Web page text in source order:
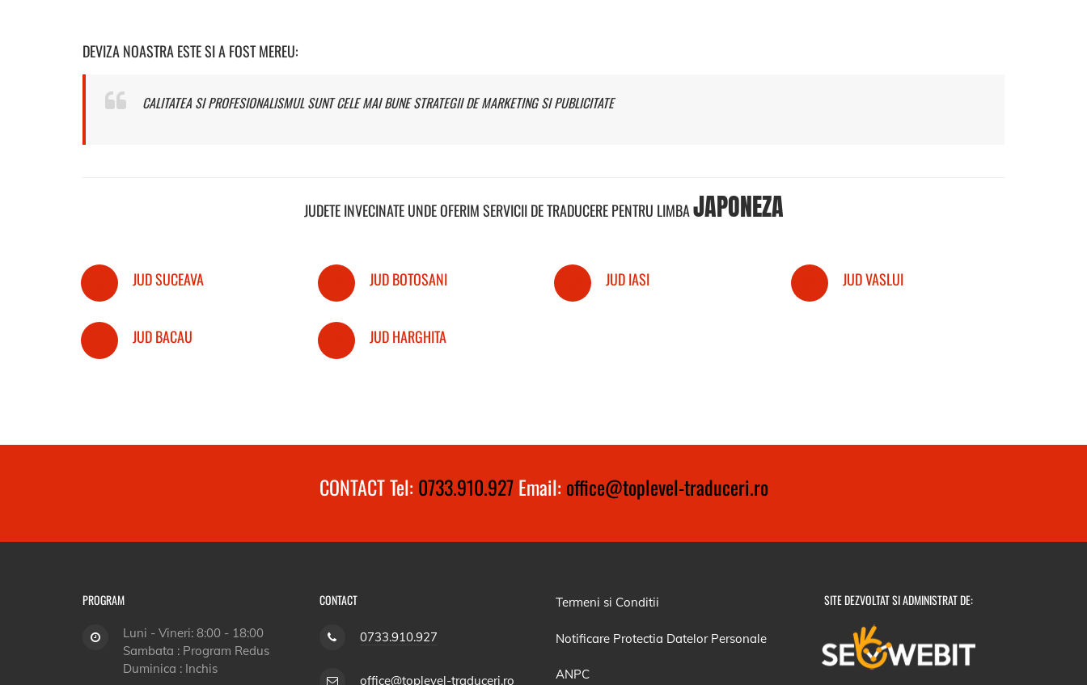
DEVIZA NOASTRA ESTE SI A FOST MEREU:
CALITATEA SI PROFESIONALISMUL SUNT CELE MAI BUNE STRATEGII DE MARKETING SI PUBLICITATE
JUDETE INVECINATE UNDE OFERIM SERVICII DE TRADUCERE PENTRU LIMBAJAPONEZA
JUD SUCEAVA JUD BOTOSANI JUD IASI JUD VASLUI
JUD BACAU JUD HARGHITA
CONTACT Tel: 0733.910.927Email: office@toplevel-traduceri.ro
PROGRAM
Luni - Vineri: 8:00 - 18:00
Sambata : Program Redus
Duminica : Inchis
CONTACT
0733.910.927
office@toplevel-traduceri.ro
Termeni si Conditii
Notificare Protectia Datelor Personale
ANPC
SITE DEZVOLTAT SI ADMINISTRAT DE: